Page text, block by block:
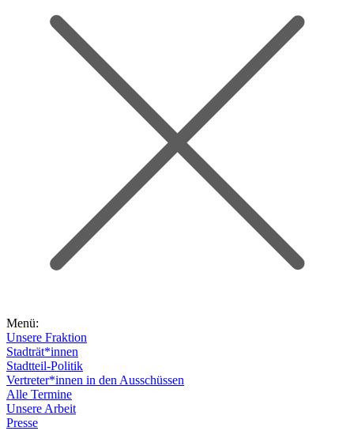
Menü:
Unsere Fraktion
Stadträt*innen
Stadtteil-Politik
Vertreter*innen in den Ausschüssen
Alle Termine
Unsere Arbeit
Presse